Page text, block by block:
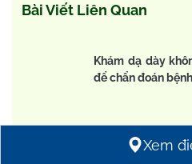
Bài Viết Liên Quan
Khám dạ dày
để chẩn đoán
đúng không?
Xem